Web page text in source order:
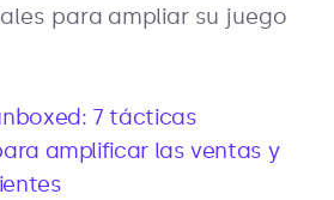
para ampliar su juego
7 tácticas
amplificar las ventas y